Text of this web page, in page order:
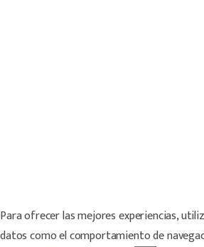
Para ofrecer las mejores experiencias,
datos como el comportamiento de